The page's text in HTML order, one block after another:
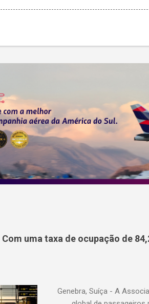
Com uma taxa de ocupação de
Genebra, Suíça - A